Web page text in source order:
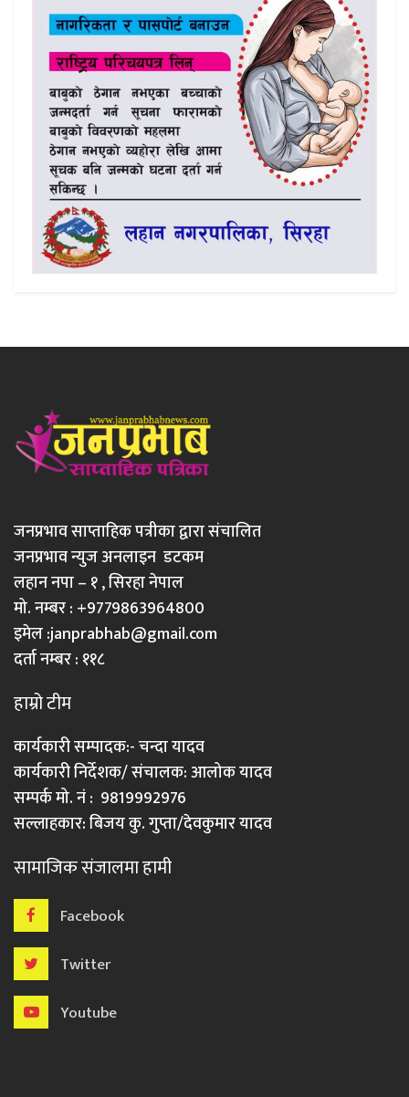
जनप्रभाव साप्ताहिक पत्रीका द्वारा संचालित
जनप्रभाव न्युज अनलाइन डटकम
लहान नपा – १ , सिरहा नेपाल
मो. नम्बर : +9779863964800
इमेल :janprabhab@gmail.com
दर्ता नम्बर : ११८
हाम्रो टीम
कार्यकारी सम्पादक:- चन्दा यादव
कार्यकारी निर्देशक/ संचालक: आलोक यादव
सम्पर्क मो. नं : 9819992976
सल्लाहकार: बिजय कु. गुप्ता/देवकुमार यादव
सामाजिक संजालमा हामी
Facebook
Twitter
Youtube